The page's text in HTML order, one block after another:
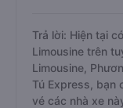
Trả lời: Hiện tại
Limousine trên
Limousine,
Tú Express, bạn
vé các nhà xe